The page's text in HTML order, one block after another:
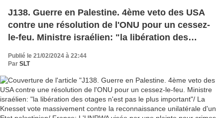
J138. Guerre en Palestine. 4ème veto des USA
contre une résolution de l'ONU pour un cessez-
le-feu. Ministre israélien: "la libération des
otages n'est pas le plus important"/ La Knesset
vote massivement contre la reconnaissance
L'UNRWA visée par une plainte pour crimes
contre l'humanité/ Désaccord au G20/ CIJ: Les
USA défendent Israël (Vidéos)
Publié le 21/02/2024 à 22:44
Par SLT